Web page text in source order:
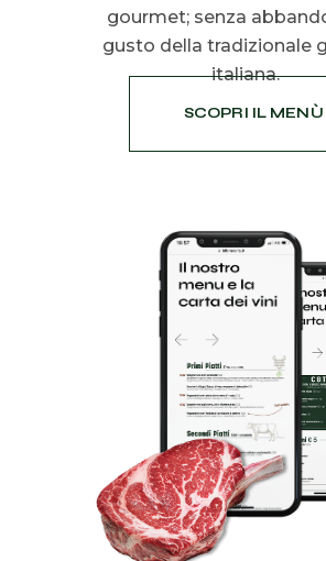
gourmet; senza
gusto della tradizionale
italiana.
SCOPRI IL MENÙ